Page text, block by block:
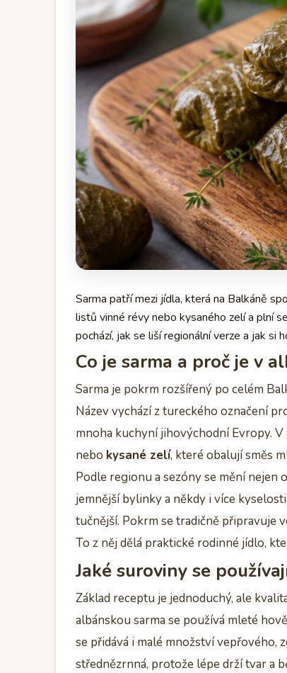
Sarma patří mezi jídla, která na Balkáně
listů vinné révy nebo kysaného zelí a plní
pochází, jak se liší regionální verze a jak si
Co je sarma a proč je v
Sarma je pokrm rozšířený po celém
Název vychází z tureckého označení
mnoha kuchyní jihovýchodní Evropy.
nebo kysané zelí, které obalují směs
Podle regionu a sezóny se mění nejen
jemnější bylinky a někdy i více
tučnější. Pokrm se tradičně připravuje
To z něj dělá praktické rodinné jídlo,
Jaké suroviny se
Základ receptu je jednoduchý, ale
albánskou sarma se používá mleté
se přidává i malé množství vepřového,
střednězrnná, protože lépe drží tvar a